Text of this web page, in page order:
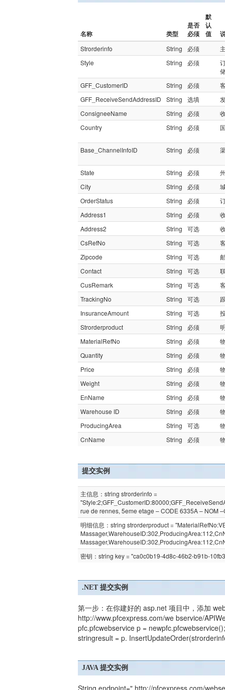
名称 类型
是否
必须
默
认
值
Strorderinfo String 必须
Style
String 必须
GFF_CustomerID
String 必须
GFF_ReceiveSendAddressID
String 选填
ConsigneeName
String 必须
Country
String 必须
Base_ChannelInfoID String 必须
State String 必须
City
String 必须
OrderStatus
String 必须
Address1
String 必须
Address2
String 可选
CsRefNo
String 可选
Zipcode
String 可选
Contact
String 可选
CusRemark
String 可选
TrackingNo
String 可选
InsuranceAmount
String 可选
Strorderproduct
String 必须
MaterialRefNo
String 必须
Quantity
String 必须
Price
String 必须
Weight
String 必须
EnName
String 必须
Warehouse ID
String 必须
ProducingArea
String 可选
CnName
String 必须
提交实例
主信息：string strorderinfo =
rue de rennes, 5eme etage – CODE 6335A – NOM
明细信息：string strorderproduct =
密钥：string key = "ca0c0b19-4d8c-46b2-b91b-
.NET 提交实例
第一步：在你建好的 asp.net 项目中，添加
http://www.pfcexpress.com/we bservice/
pfc.pfcwebservice p = newpfc.pfcwebservice();
stringresult = p.
JAVA 提交实例
String endpoint=" http://pfcexpress.com/